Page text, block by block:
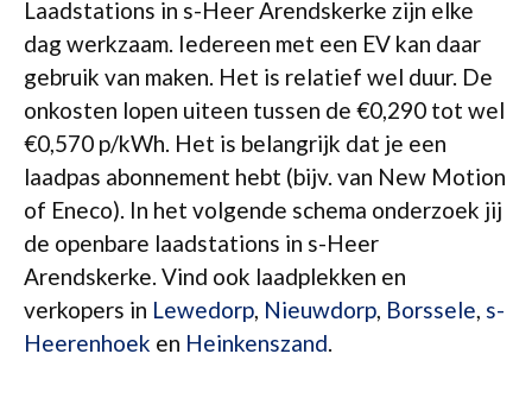
Laadstations in s-Heer Arendskerke zijn elke
dag werkzaam. Iedereen met een EV kan daar
gebruik van maken. Het is relatief wel duur. De
onkosten lopen uiteen tussen de €0,290 tot wel
€0,570 p/kWh. Het is belangrijk dat je een
laadpas abonnement hebt (bijv. van New Motion
of Eneco). In het volgende schema onderzoek jij
de openbare laadstations in s-Heer
Arendskerke. Vind ook laadplekken en
verkopers in Lewedorp, Nieuwdorp, Borssele, s-
Heerenhoek en Heinkenszand.